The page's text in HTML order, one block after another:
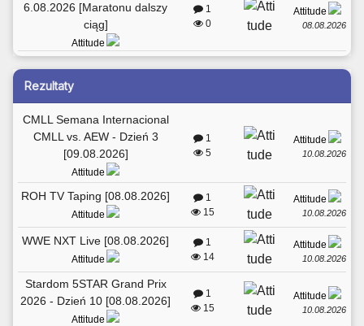
6.08.2026 [Maratonu dalszy
ciąg]
Attitude
1
0
Attitude
08.08.2026
Rezultaty
CMLL Semana Internacional
CMLL vs. AEW - Dzień 3
[09.08.2026]
Attitude
1
5
Attitude
10.08.2026
ROH TV Taping [08.08.2026]
Attitude
1
15
Attitude
10.08.2026
WWE NXT Live [08.08.2026]
Attitude
1
14
Attitude
10.08.2026
Stardom 5STAR Grand Prix
2026 - Dzień 10 [08.08.2026]
Attitude
1
15
Attitude
10.08.2026